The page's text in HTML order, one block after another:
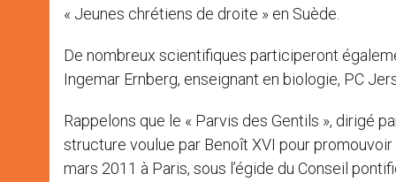
« Jeunes chrétiens de droite » en Suède.
De nombreux scientifiques participeront
Ingemar Ernberg, enseignant en biologie, PC
Rappelons que le « Parvis des Gentils », dirigé
structure voulue par Benoît XVI pour
mars 2011 à Paris, sous l’égide du Conseil